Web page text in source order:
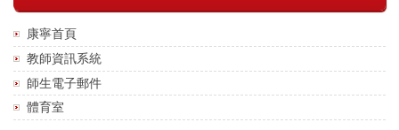
康寧首頁
教師資訊系統
師生電子郵件
體育室